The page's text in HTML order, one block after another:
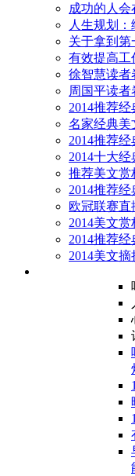
成功的人
人生规划
关于拿到第
有效提高工
徐智慧读者
周国平读者
2014推荐经
名家经典美
2014推荐经
2014十大
推荐美文赏
2014推荐经
欧冠联赛
2014美文赏
2014推荐经
2014美文摘